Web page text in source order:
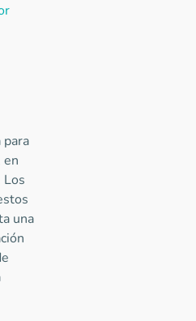
para
en
Los
una